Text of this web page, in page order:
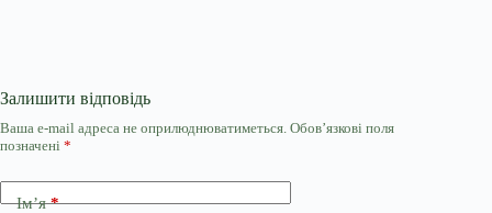
Залишити відповідь
Ваша e-mail адреса не оприлюднюватиметься. Обов’язкові поля
позначені *
Ім’я*